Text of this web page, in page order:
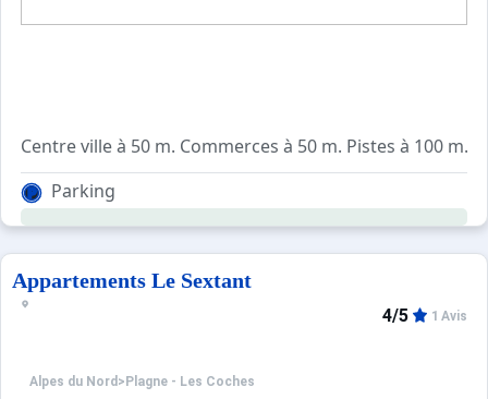
Centre ville à 50 m. Commerces à 50 m. Pistes à 100 m.
Résidence située dans le centre des Coches, au pied
Equipements :
Résidence équipée de casiers à skis.
Parking public gratuit.
Parking
Appartements Le Sextant
Alpes du Nord > Plagne - Les Coches
4/5 1 Avis